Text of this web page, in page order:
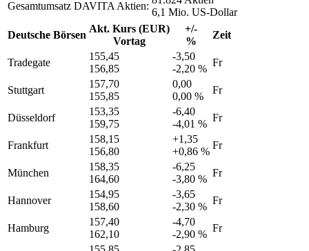
Gesamtumsatz DAVITA Aktien:
6,1 Mio. US-Dollar
Deutsche Börsen
Akt. Kurs (EUR)
Vortag
+/-
%
Zeit
Tradegate
155,45
156,85
-3,50
-2,20 %
Fr
Stuttgart
157,70
155,85
0,00
0,00 %
Fr
Düsseldorf
153,35
159,75
-6,40
-4,01 %
Fr
Frankfurt
158,15
156,80
+1,35
+0,86 %
Fr
München
158,35
164,60
-6,25
-3,80 %
Fr
Hannover
154,95
158,60
-3,65
-2,30 %
Fr
Hamburg
157,40
162,10
-4,70
-2,90 %
Fr